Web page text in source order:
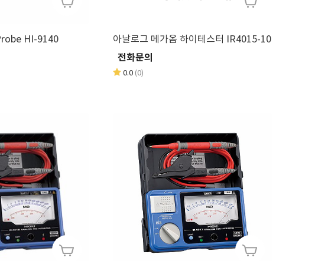
HI-9140 아날로그 메가옴 하이테스터 IR4015-10
전화문의
0.0 (0)